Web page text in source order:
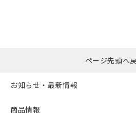
ページ先頭へ
お知らせ・最新情報
商品情報